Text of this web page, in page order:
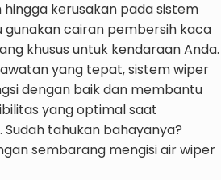
kerusakan pada sistem
gunakan cairan pembersih kaca
khusus untuk kendaraan Anda.
yang tepat, sistem wiper
dengan baik dan membantu
yang optimal saat
tahukan bahayanya?
sembarang mengisi air wiper